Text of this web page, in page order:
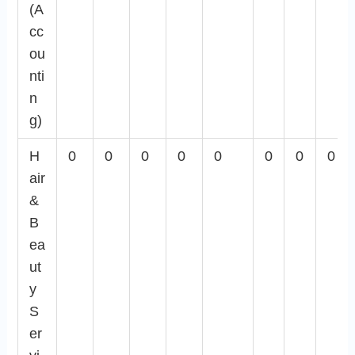
(A
cc
ou
nti
n
g)
H
air
&
B
ea
ut
y
S
er
0 0 0 0 0 0 0 0